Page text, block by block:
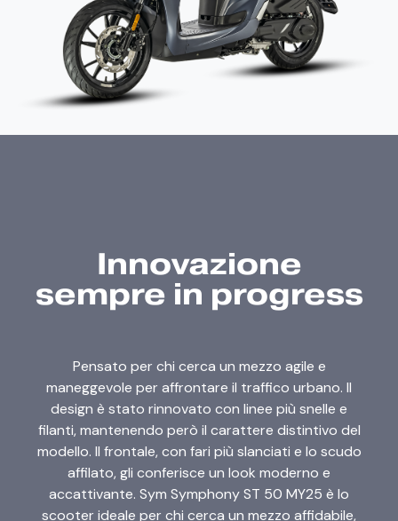
Innovazione
sempre in progress
Pensato per chi cerca un mezzo agile e
maneggevole per affrontare il traffico urbano. Il
design è stato rinnovato con linee più snelle e
filanti, mantenendo però il carattere distintivo del
modello. Il frontale, con fari più slanciati e lo scudo
affilato, gli conferisce un look moderno e
accattivante. Sym Symphony ST 50 MY25 è lo
scooter ideale per chi cerca un mezzo affidabile,